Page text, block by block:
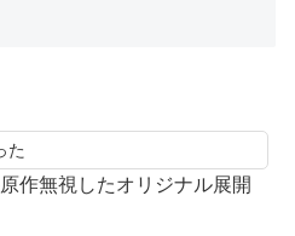
た
作無視したオリジナル展開